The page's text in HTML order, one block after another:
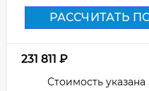
РАССЧИТАТЬ
231 811 ₽
Стоимость